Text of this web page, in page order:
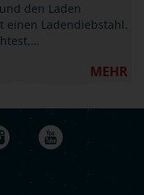
den Laden
einen Ladendiebstahl.
MEHR